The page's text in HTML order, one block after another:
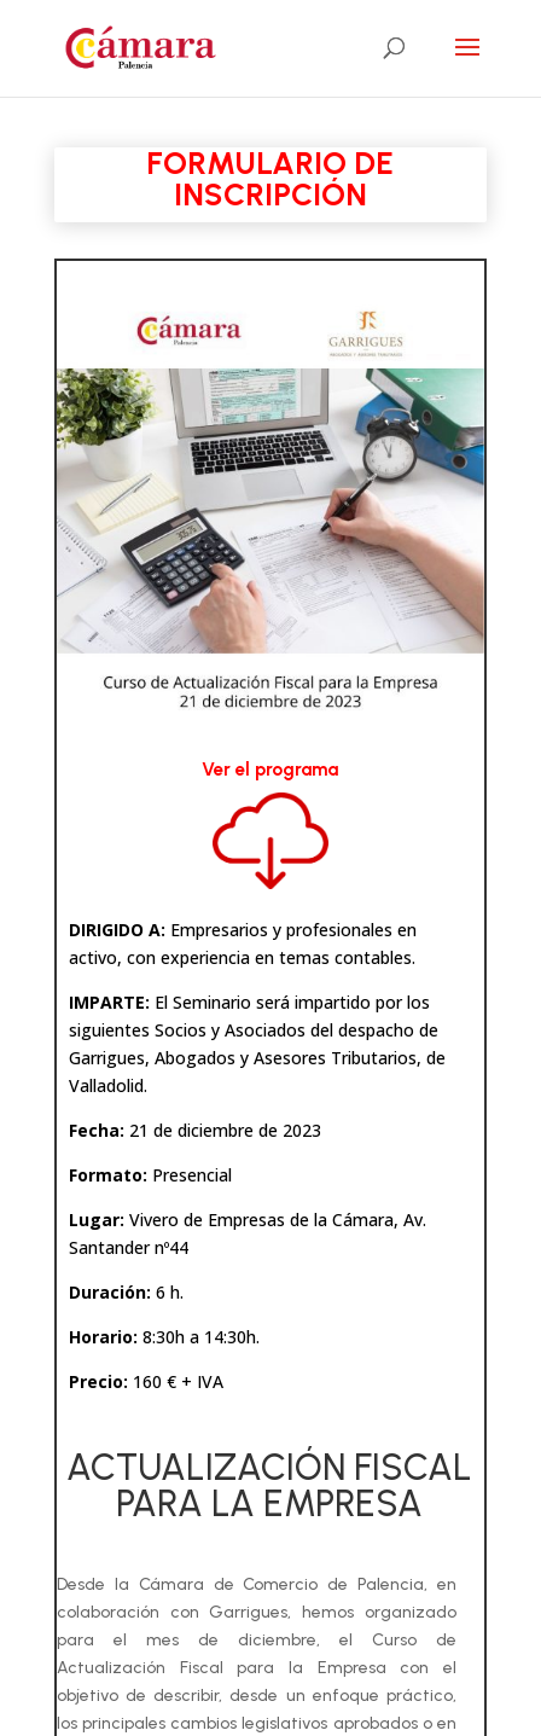
FORMULARIO DE
INSCRIPCIÓN
Ver el programa
DIRIGIDO A: Empresarios y profesionales en
activo, con experiencia en temas contables.
IMPARTE: El Seminario será impartido por los
siguientes Socios y Asociados del despacho de
Garrigues, Abogados y Asesores Tributarios, de
Valladolid.
Fecha: 21 de diciembre de 2023
Formato: Presencial
Lugar: Vivero de Empresas de la Cámara, Av.
Santander nº44
Duración: 6 h.
Horario: 8:30h a 14:30h.
Precio: 160 € + IVA
ACTUALIZACIÓN FISCAL
PARA LA EMPRESA
Desde la Cámara de Comercio de Palencia, en
colaboración con Garrigues, hemos organizado
para el mes de diciembre, el Curso de
Actualización Fiscal para la Empresa con el
objetivo de describir, desde un enfoque práctico,
los principales cambios legislativos aprobados o en